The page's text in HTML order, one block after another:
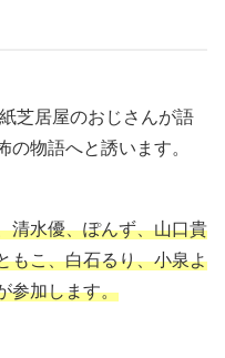
芝居屋のおじさんが語
物語へと誘います。
清水優、ぽんず、山口貴
もこ、白石るり、小泉よ
参加します。